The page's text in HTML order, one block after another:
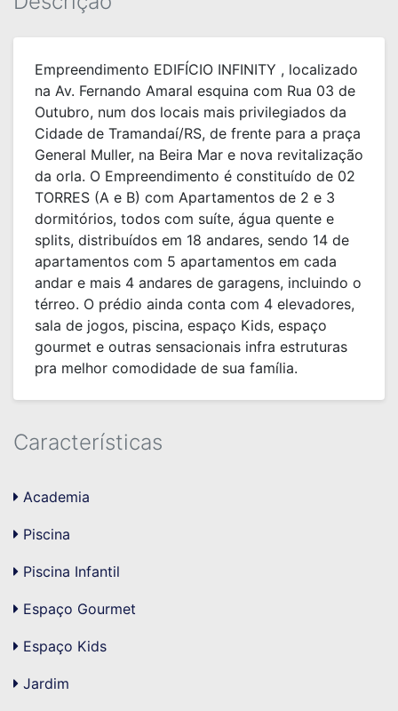
Empreendimento EDIFÍCIO INFINITY , localizado
na Av. Fernando Amaral esquina com Rua 03 de
Outubro, num dos locais mais privilegiados da
Cidade de Tramandaí/RS, de frente para a praça
General Muller, na Beira Mar e nova revitalização
da orla. O Empreendimento é constituído de 02
TORRES (A e B) com Apartamentos de 2 e 3
dormitórios, todos com suíte, água quente e
splits, distribuídos em 18 andares, sendo 14 de
apartamentos com 5 apartamentos em cada
andar e mais 4 andares de garagens, incluindo o
térreo. O prédio ainda conta com 4 elevadores,
sala de jogos, piscina, espaço Kids, espaço
gourmet e outras sensacionais infra estruturas
pra melhor comodidade de sua família.
Características
Academia
Piscina
Piscina Infantil
Espaço Gourmet
Espaço Kids
Jardim